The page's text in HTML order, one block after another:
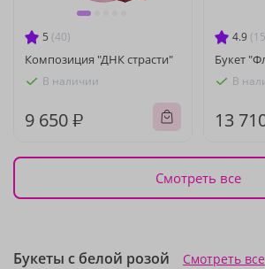
5 (40)
Композиция "ДНК страсти"
В наличии
9 650 ₽
4.9
Букет
В
13
Смотреть все
Букеты с белой розой Смотреть все